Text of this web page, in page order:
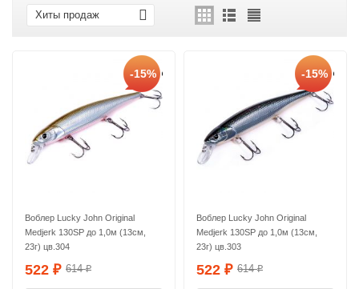
Хиты продаж
-15%
Воблер Lucky John Original
Medjerk 130SP до 1,0м (13см,
23г) цв.304
522 ₽ 614₽
-15%
Воблер Lucky John Original
Medjerk 130SP до 1,0м (13см,
23г) цв.303
522 ₽ 614₽